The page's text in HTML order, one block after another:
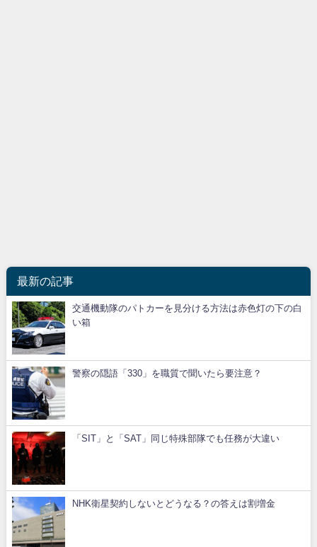
最新の記事
交通機動隊のパトカーを見分ける方法は赤色灯の下の白
い箱
警察の隠語「330」を職質で聞いたら要注意？
「SIT」と「SAT」同じ特殊部隊でも任務が大違い
NHK衛星契約しないとどうなる？の答えは割増金